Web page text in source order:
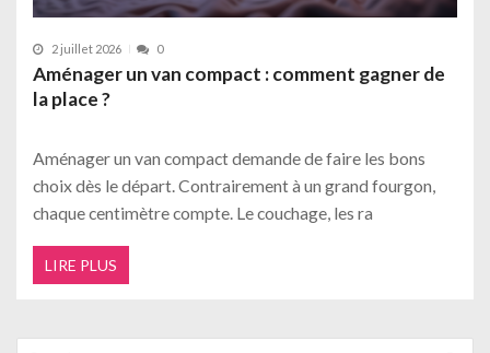
2 juillet 2026 0
Aménager un van compact : comment gagner de
la place ?
Aménager un van compact demande de faire les bons
choix dès le départ. Contrairement à un grand fourgon,
chaque centimètre compte. Le couchage, les ra
LIRE PLUS